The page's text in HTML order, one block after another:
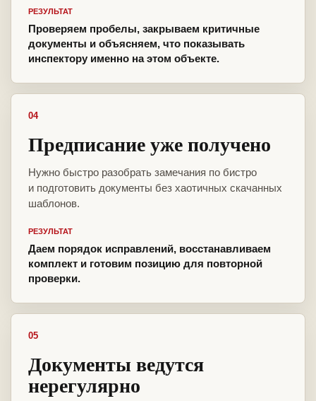
РЕЗУЛЬТАТ
Проверяем пробелы, закрываем критичные
документы и объясняем, что показывать
инспектору именно на этом объекте.
04
Предписание уже получено
Нужно быстро разобрать замечания по бистро
и подготовить документы без хаотичных скачанных
шаблонов.
РЕЗУЛЬТАТ
Даем порядок исправлений, восстанавливаем
комплект и готовим позицию для повторной
проверки.
05
Документы ведутся
нерегулярно